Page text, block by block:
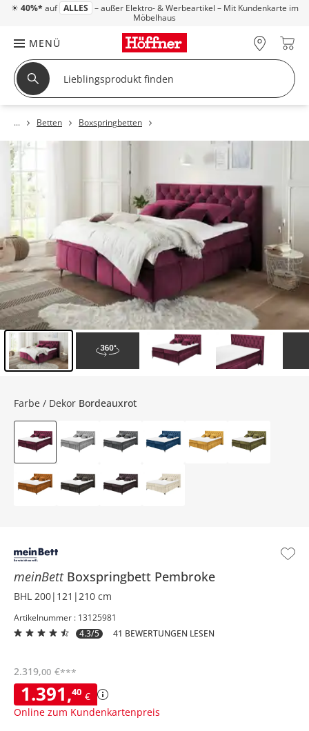
☀ 40%* auf ALLES – außer Elektro- & Werbeartikel – Mit Kundenkarte im
Möbelhaus
MENÜ
Betten Boxspringbetten
meinBett Boxspringbett Pembroke
BHL 200|121|210 cm
Artikelnummer : 13125981
4.3/5
41 BEWERTUNGEN LESEN
1.391,40 €
Online zum Kundenkartenpreis
2.319,00 €***
Farbe / Dekor Bordeauxrot